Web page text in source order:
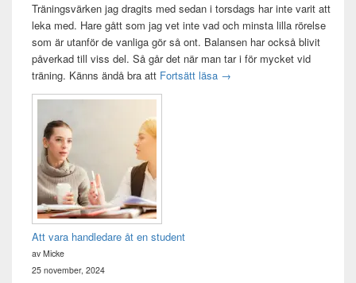
Träningsvärken jag dragits med sedan i torsdags har inte varit att
leka med. Hare gått som jag vet inte vad och minsta lilla rörelse
som är utanför de vanliga gör så ont. Balansen har också blivit
påverkad till viss del. Så går det när man tar i för mycket vid
träning. Känns ändå bra att Fortsätt läsa Träningsvärken från helvetet
→
Att vara handledare åt en student
av Micke
25 november, 2024